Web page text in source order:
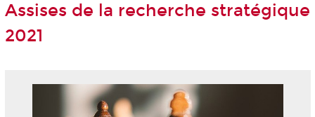
Assises de la recherche stratégique
2021